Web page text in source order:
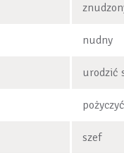
nudny
urodzić
szef